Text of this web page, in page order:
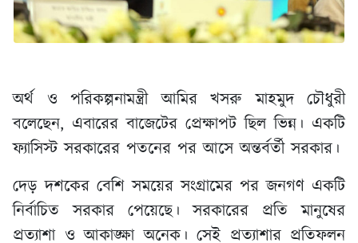
অর্থ ও পরিকল্পনামন্ত্রী আমির খসরু মাহমুদ চৌধুরী
বলেছেন, এবারের বাজেটের প্রেক্ষাপট ছিল ভিন্ন। একটি
ফ্যাসিস্ট সরকারের পতনের পর আসে অন্তর্বর্তী সরকার।
দেড় দশকের বেশি সময়ের সংগ্রামের পর জনগণ একটি
নির্বাচিত সরকার পেয়েছে। সরকারের প্রতি মানুষের
প্রত্যাশা ও আকাঙ্ক্ষা অনেক। সেই প্রত্যাশার প্রতিফলন